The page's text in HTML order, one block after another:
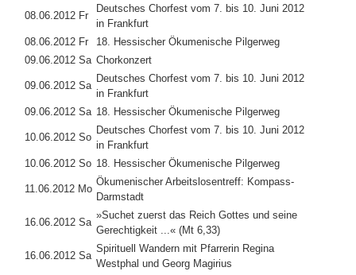
08.06.2012 Fr
Deutsches Chorfest vom 7. bis 10. Juni 2012
in Frankfurt
08.06.2012 Fr
18. Hessischer Ökumenische Pilgerweg
09.06.2012 Sa Chorkonzert
09.06.2012 Sa
Deutsches Chorfest vom 7. bis 10. Juni 2012
in Frankfurt
09.06.2012 Sa 18. Hessischer Ökumenische Pilgerweg
10.06.2012 So
Deutsches Chorfest vom 7. bis 10. Juni 2012
in Frankfurt
10.06.2012 So 18. Hessischer Ökumenische Pilgerweg
11.06.2012 Mo
Ökumenischer Arbeitslosentreff: Kompass-
Darmstadt
16.06.2012 Sa
»Suchet zuerst das Reich Gottes und seine
Gerechtigkeit ...« (Mt 6,33)
16.06.2012 Sa
Spirituell Wandern mit Pfarrerin Regina
Westphal und Georg Magirius